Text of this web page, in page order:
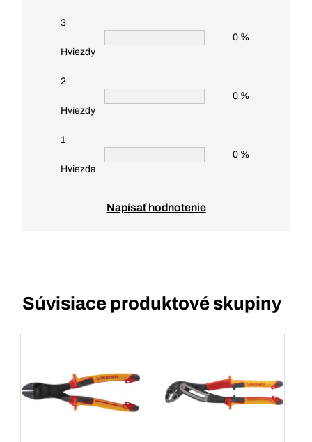
3
Hviezdy
0 %
2
Hviezdy
0 %
1
Hviezda
0 %
Napísať hodnotenie
Súvisiace produktové skupiny